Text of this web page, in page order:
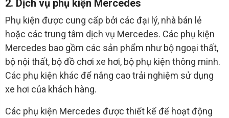
2. Dịch vụ phụ kiện Mercedes
Phụ kiện được cung cấp bởi các đại lý, nhà bán lẻ
hoặc các trung tâm dịch vụ Mercedes. Các phụ kiện
Mercedes bao gồm các sản phẩm như bộ ngoại thất,
bộ nội thất, bộ đồ chơi xe hơi, bộ phụ kiện thông minh.
Các phụ kiện khác để nâng cao trải nghiệm sử dụng
xe hơi của khách hàng.
Các phụ kiện Mercedes được thiết kế để hoạt động